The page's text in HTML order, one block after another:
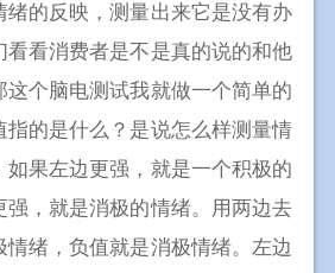
绪的反映，测量出来它是没有办
看看消费者是不是真的说的和他
这个脑电测试我就做一个简单的
指的是什么？是说怎么样测量情
如果左边更强，就是一个积极的
强，就是消极的情绪。用两边去
绪，负值就是消极情绪。左边